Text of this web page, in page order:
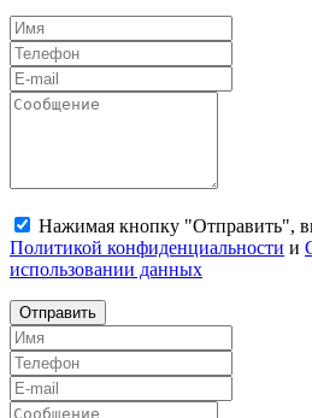
Нажимая кнопку "Отправить",
Политикой конфиденциальности и
использовании данных
Отправить